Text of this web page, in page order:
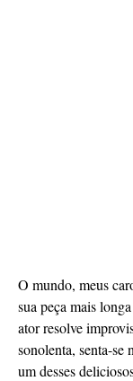
O mundo, meus
sua peça mais
ator resolve
sonolenta, senta-se
um desses